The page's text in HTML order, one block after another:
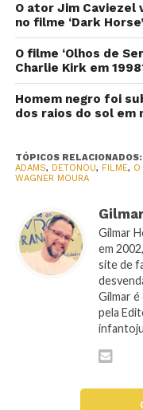
O ator Jim
no filme ‘Dark
O filme ‘Olhos de
Charlie Kirk em
Homem negro foi
dos raios do sol em
TÓPICOS RELACIONADOS:
ADAMS, DETONOU, FILME, O
WAGNER MOURA
Gilmar
em
site de
Gilmar
pela